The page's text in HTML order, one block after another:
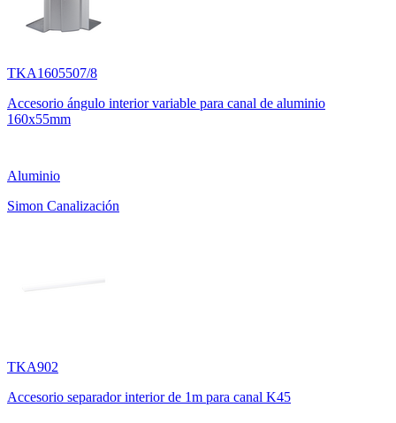
TKA1605507/8
Accesorio ángulo interior variable para canal de aluminio
160x55mm
Aluminio
Simon Canalización
TKA902
Accesorio separador interior de 1m para canal K45